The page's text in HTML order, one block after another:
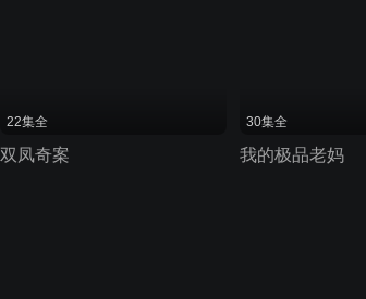
22集全
双凤奇案
30集全
我的极品老妈